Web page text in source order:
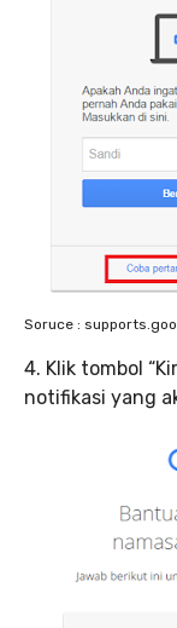
Soruce :
4. Klik tombol
notifikasi yang